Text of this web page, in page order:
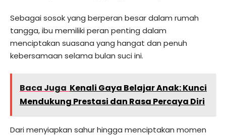
Sebagai sosok yang berperan besar dalam rumah
tangga, ibu memiliki peran penting dalam
menciptakan suasana yang hangat dan penuh
kebersamaan selama bulan suci ini.
Baca Juga Kenali Gaya Belajar Anak: Kunci
Mendukung Prestasi dan Rasa Percaya Diri
Dari menyiapkan sahur hingga menciptakan momen